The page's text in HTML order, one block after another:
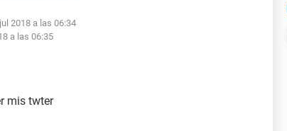
2018 a las 06:34
a las 06:35
mis twter